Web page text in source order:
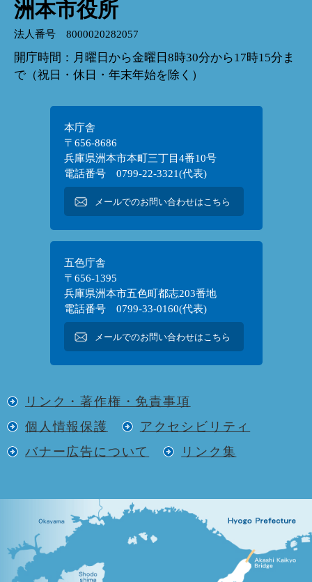
洲本市役所
法人番号 8000020282057
開庁時間：月曜日から金曜日8時30分から17時15分ま
で（祝日・休日・年末年始を除く）
本庁舎
〒656-8686
兵庫県洲本市本町三丁目4番10号
電話番号 0799-22-3321(代表)
メールでのお問い合わせはこちら
五色庁舎
〒656-1395
兵庫県洲本市五色町都志203番地
電話番号 0799-33-0160(代表)
メールでのお問い合わせはこちら
リンク・著作権・免責事項
個人情報保護
アクセシビリティ
バナー広告について
リンク集